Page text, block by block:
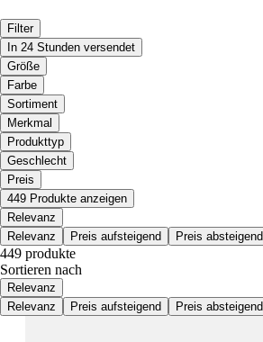
Filter
In 24 Stunden versendet
Größe
Farbe
Sortiment
Merkmal
Produkttyp
Geschlecht
Preis
449 Produkte anzeigen
Relevanz
Relevanz
Preis aufsteigend Preis absteigend
449 produkte
Sortieren nach
Relevanz
Relevanz
Preis aufsteigend Preis absteigend